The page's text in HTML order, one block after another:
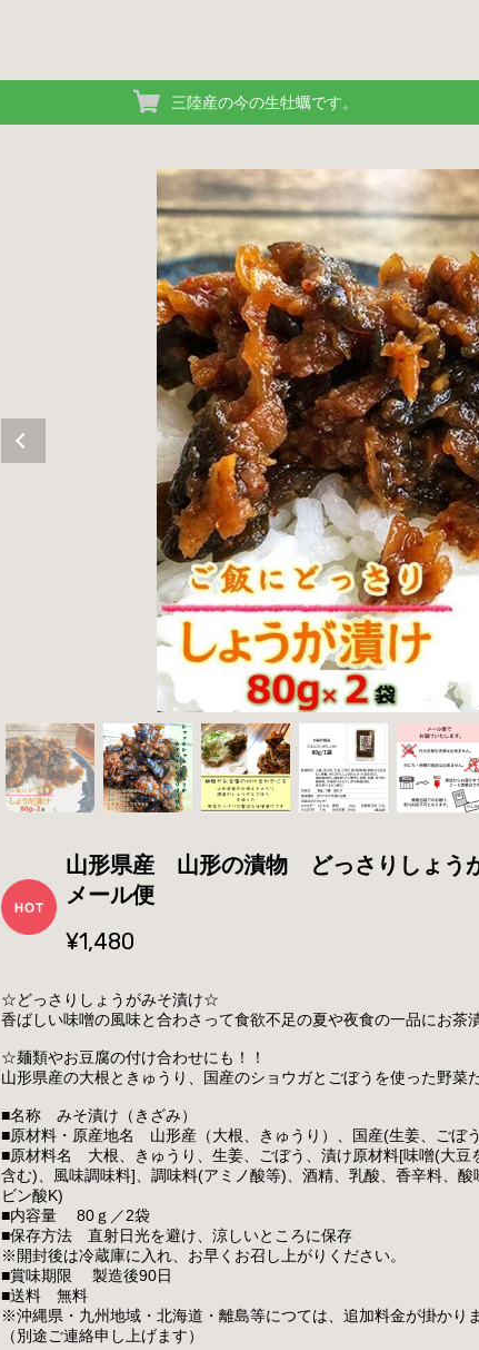
三陸産の今の生牡蠣です。
山形県産 山形の漬物 どっさりしょ
メール便
¥1,480
☆どっさりしょうがみそ漬け☆
香ばしい味噌の風味と合わさって食欲不足の夏や夜食の一品にお茶
☆麺類やお豆腐の付け合わせにも！！
山形県産の大根ときゅうり、国産のショウガとごぼうを使った野菜
■名称 みそ漬け（きざみ）
■原材料・原産地名 山形産（大根、きゅうり）、国産(生姜、ごぼ
■原材料名 大根、きゅうり、生姜、ごぼう、漬け原材料[味噌(大豆
含む)、風味調味料]、調味料(アミノ酸等)、酒精、乳酸、香辛料、
ビン酸K)
■内容量 80ｇ／2袋
■保存方法 直射日光を避け、涼しいところに保存
※開封後は冷蔵庫に入れ、お早くお召し上がりください。
■賞味期限 製造後90日
■送料 無料
※沖縄県・九州地域・北海道・離島等につては、追加料金が掛かりま
（別途ご連絡申し上げます）